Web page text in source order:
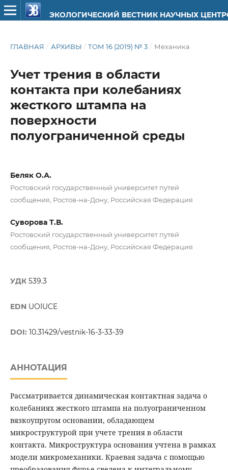
ЭКОЛОГИЧЕСКИЙ ВЕСТНИК НАУЧНЫХ
ГЛАВНАЯ / АРХИВЫ / ТОМ 16 (2019) № 3 / Механика
Учет трения в области
контакта при колебаниях
жесткого штампа на
поверхности
полуограниченной среды
Беляк О.А.
Ростовский государственный университет путей
сообщения, Ростов-на-Дону, Российская Федерация
Суворова Т.В.
Ростовский государственный университет путей
сообщения, Ростов-на-Дону, Российская Федерация
УДК 539.3
EDN UOIUCE
DOI: 10.31429/vestnik-16-3-33-39
АННОТАЦИЯ
Рассматривается динамическая контактная задача о
колебаниях жесткого штампа на полуограниченном
вязкоупругом основании, обладающем
микроструктурой при учете трения в области
контакта. Микроструктура основания учтена в рамках
модели микромеханики. Краевая задача с помощью